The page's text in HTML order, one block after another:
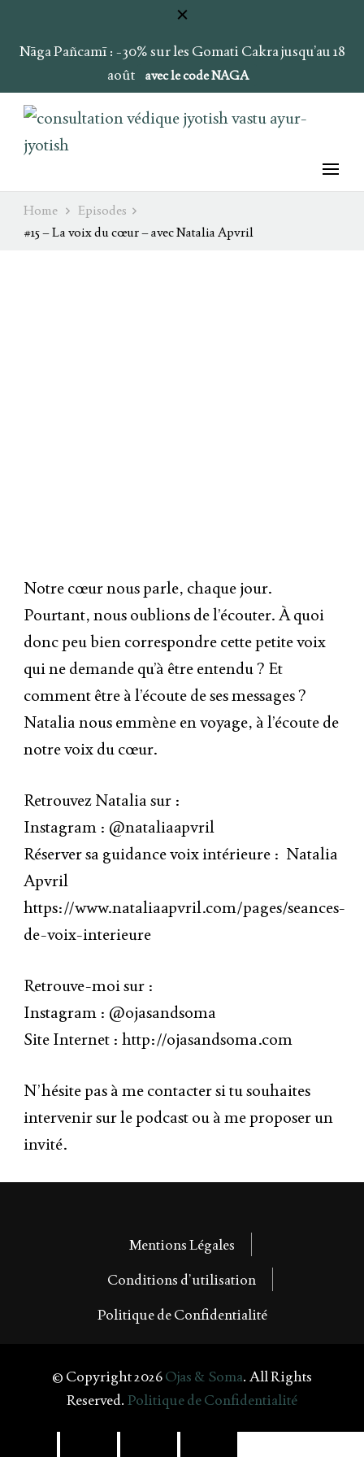
Nāga Pañcamī : -30% sur les Gomati Cakra jusqu’au 18
août
avec le code NAGA
Ojas & Soma
Ray of Light
Home
Episodes
#15 – La voix du cœur – avec Natalia Apvril
Notre cœur nous parle, chaque jour.
Pourtant, nous oublions de l’écouter. À quoi
donc peu bien correspondre cette petite voix
qui ne demande qu’à être entendu ? Et
comment être à l’écoute de ses messages ?
Natalia nous emmène en voyage, à l’écoute de
notre voix du cœur.
Retrouvez Natalia sur :
Instagram : @nataliaapvril
Réserver sa guidance voix intérieure : Natalia
Apvril
https://www.nataliaapvril.com/pages/seances-
de-voix-interieure
Retrouve-moi sur :
Instagram : @ojasandsoma
Site Internet : http://ojasandsoma.com
N’hésite pas à me contacter si tu souhaites
intervenir sur le podcast ou à me proposer un
invité.
Mentions Légales
Conditions d’utilisation
Politique de Confidentialité
© Copyright 2026Ojas & Soma. All Rights
Reserved. Politique de Confidentialité